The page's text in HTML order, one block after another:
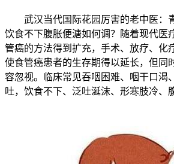
武汉当代国际花园厉害的老中医：
饮食不下腹胀便溏如何调？随着现代医
管癌的方法得到扩充，手术、放疗、化
使食管癌患者的生存期得以延长，但同
容忽视。临床常见吞咽困难、咽干口渴
吐，饮食不下、泛吐涎沫、形寒肢冷、